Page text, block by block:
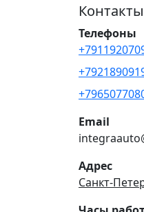
Контакты
Телефоны
Email
Адрес
Санкт-